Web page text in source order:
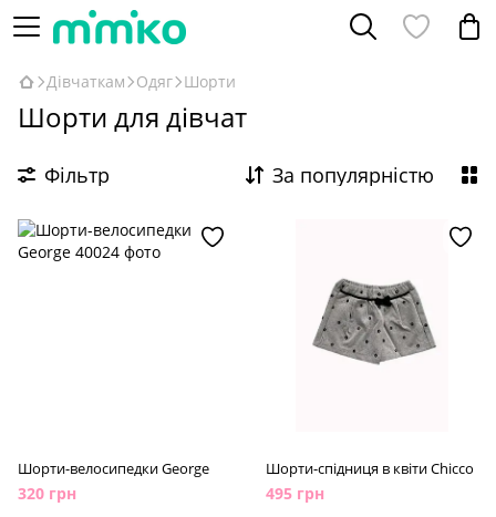
Дівчаткам Одяг Шорти
Шорти для дівчат
Фільтр За популярністю
Шорти-велосипедки George
320 грн
Шорти-спідниця в квіти Chicco
495 грн